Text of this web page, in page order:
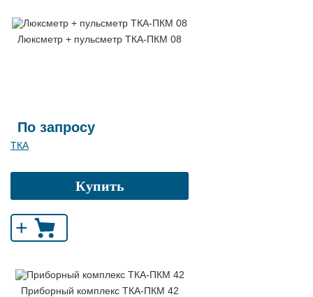
Люксметр + пульсметр ТКА-ПКМ 08
По запросу
ТКА
Купить
+
Приборный комплекс ТКА-ПКМ 42